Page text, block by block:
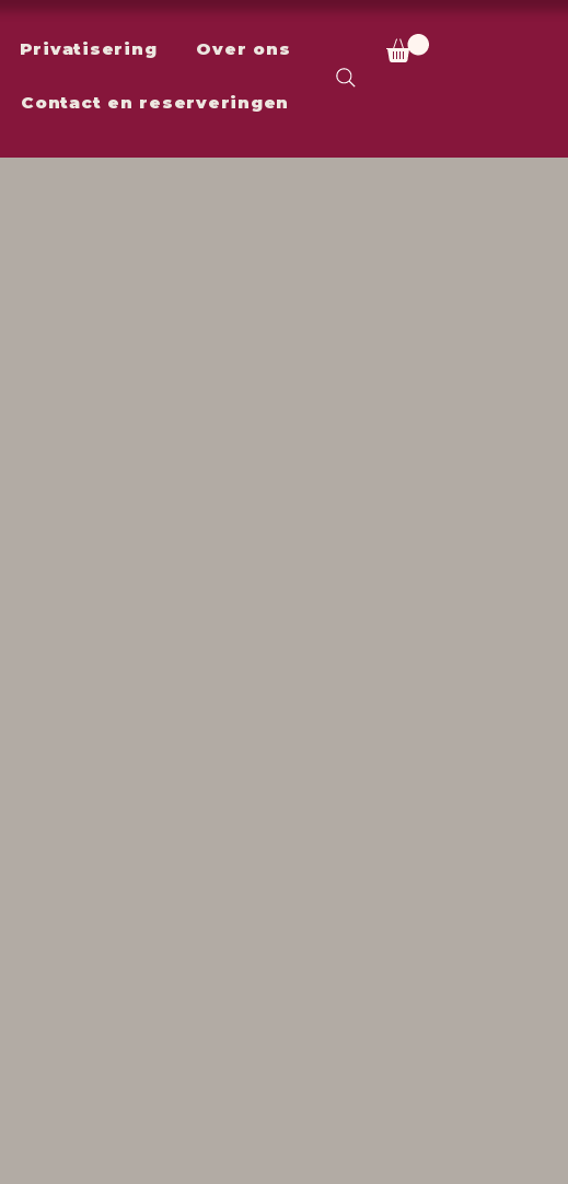
Privatisering Over ons
Contact en reserveringen